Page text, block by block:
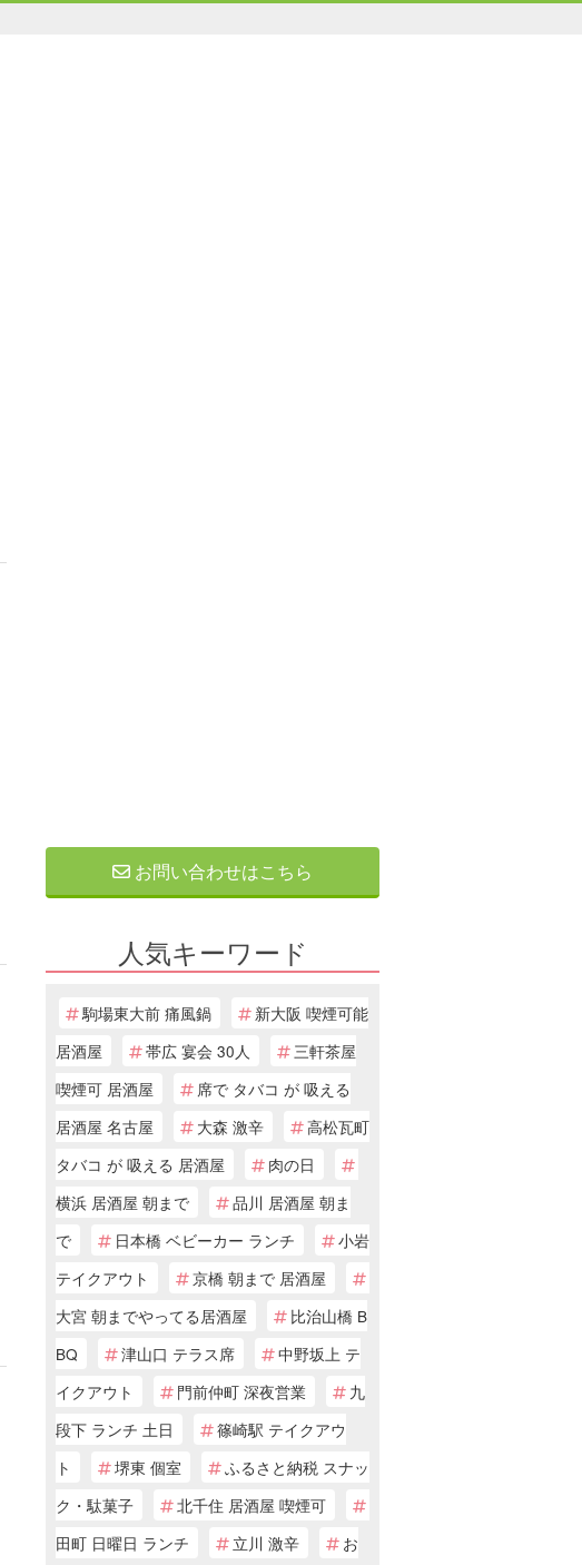
お問い合わせはこちら
人気キーワード
駒場東大前 痛風鍋
新大阪 喫煙可能
居酒屋
帯広 宴会 30人
三軒茶屋
喫煙可 居酒屋
席で タバコ が 吸える
居酒屋 名古屋
大森 激辛
高松瓦町
タバコ が 吸える 居酒屋
肉の日
横浜 居酒屋 朝まで
品川 居酒屋 朝ま
で
日本橋 ベビーカー ランチ
小岩
テイクアウト
京橋 朝まで 居酒屋
大宮 朝までやってる居酒屋
比治山橋 B
BQ
津山口 テラス席
中野坂上 テ
イクアウト
門前仲町 深夜営業
九
段下 ランチ 土日
篠崎駅 テイクアウ
ト
堺東 個室
ふるさと納税 スナッ
ク・駄菓子
北千住 居酒屋 喫煙可
田町 日曜日 ランチ
立川 激辛
お